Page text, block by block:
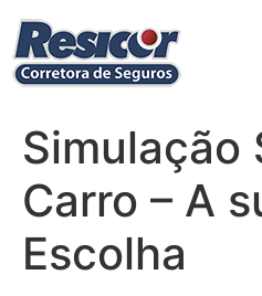
para
conteúdo
Simulação
Carro – A
Escolha‎